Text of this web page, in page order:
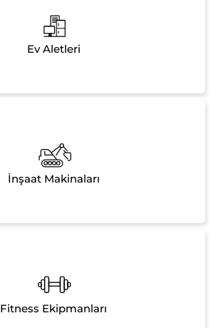
Ev Aletleri
İnşaat Makinaları
Fitness Ekipmanları